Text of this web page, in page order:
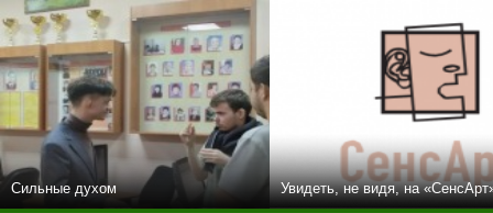
Сильные духом Увидеть, не видя, на